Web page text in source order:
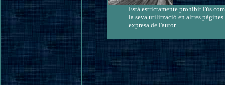
Està estrictamente prohibit l'ús
la seva utilització en altres
expresa de l'autor.